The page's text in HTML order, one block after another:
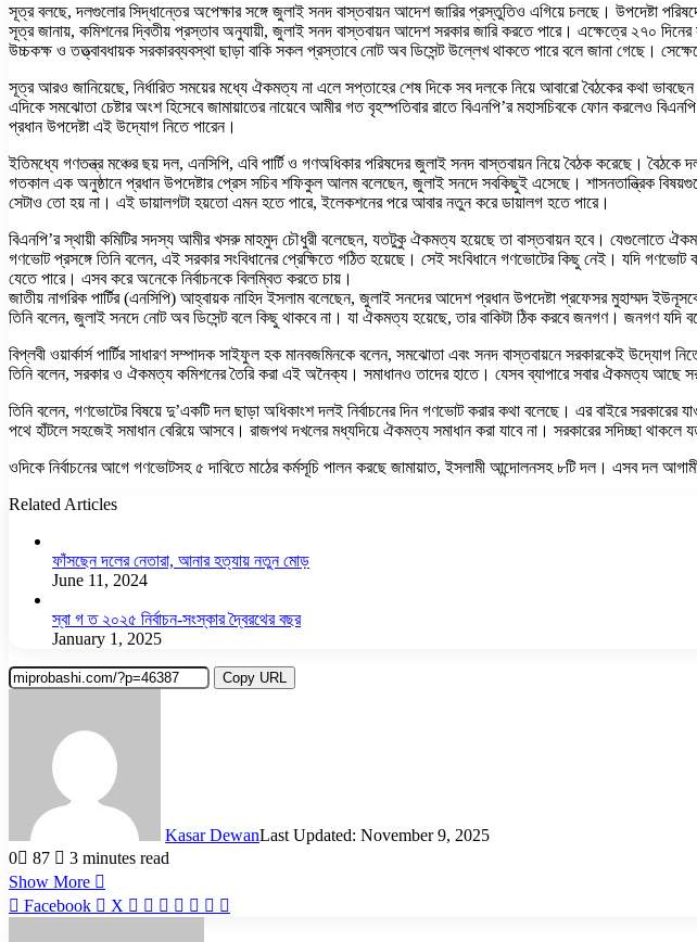
সূত্র বলছে, দলগুলোর সিদ্ধান্তের অপেক্ষার সঙ্গে জুলাই সনদ বাস্তবায়ন আদেশ জারির প্রস্তুতিও এগিয়ে চলছে। উপদেষ্টা
সূত্র জানায়, কমিশনের দ্বিতীয় প্রস্তাব অনুযায়ী, জুলাই সনদ বাস্তবায়ন আদেশ সরকার জারি করতে পারে। এক্ষেত্রে ২৭০ দিনের
উচ্চকক্ষ ও তত্ত্বাবধায়ক সরকারব্যবস্থা ছাড়া বাকি সকল প্রস্তাবে নোট অব ডিসেন্ট উল্লেখ থাকতে পারে বলে জানা গেছে।
সূত্র আরও জানিয়েছে, নির্ধারিত সময়ের মধ্যে ঐকমত্য না এলে সপ্তাহের শেষ দিকে সব দলকে নিয়ে আবারো বৈঠকের কথা ভাবছেন
এদিকে সমঝোতা চেষ্টার অংশ হিসেবে জামায়াতের নায়েবে আমীর গত বৃহস্পতিবার রাতে বিএনপি’র মহাসচিবকে ফোন করলেও
প্রধান উপদেষ্টা এই উদ্যোগ নিতে পারেন।
ইতিমধ্যে গণতন্ত্র মঞ্চের ছয় দল, এনসিপি, এবি পার্টি ও গণঅধিকার পরিষদের জুলাই সনদ বাস্তবায়ন নিয়ে বৈঠক করেছে।
গতকাল এক অনুষ্ঠানে প্রধান উপদেষ্টার প্রেস সচিব শফিকুল আলম বলেছেন, জুলাই সনদে সবকিছুই এসেছে। শাসনতান্ত্রিক
সেটাও তো হয় না। এই ডায়ালগটা হয়তো এমন হতে পারে, ইলেকশনের পরে আবার নতুন করে ডায়ালগ হতে পারে।
বিএনপি’র স্থায়ী কমিটির সদস্য আমীর খসরু মাহমুদ চৌধুরী বলেছেন, যতটুকু ঐকমত্য হয়েছে তা বাস্তবায়ন হবে। যেগুলোতে
গণভোট প্রসঙ্গে তিনি বলেন, এই সরকার সংবিধানের প্রেক্ষিতে গঠিত হয়েছে। সেই সংবিধানে গণভোটের কিছু নেই। যদি
যেতে পারে। এসব করে অনেকে নির্বাচনকে বিলম্বিত করতে চায়।
জাতীয় নাগরিক পার্টির (এনসিপি) আহ্বায়ক নাহিদ ইসলাম বলেছেন, জুলাই সনদের আদেশ প্রধান উপদেষ্টা প্রফেসর মুহাম্মদ
তিনি বলেন, জুলাই সনদে নোট অব ডিসেন্ট বলে কিছু থাকবে না। যা ঐকমত্য হয়েছে, তার বাকিটা ঠিক করবে জনগণ। জনগণ যদি
বিপ্লবী ওয়ার্কার্স পার্টির সাধারণ সম্পাদক সাইফুল হক মানবজমিনকে বলেন, সমঝোতা এবং সনদ বাস্তবায়নে সরকারকেই
তিনি বলেন, সরকার ও ঐকমত্য কমিশনের তৈরি করা এই অনৈক্য। সমাধানও তাদের হাতে। যেসব ব্যাপারে সবার ঐকমত্য আছে
তিনি বলেন, গণভোটের বিষয়ে দু’একটি দল ছাড়া অধিকাংশ দলই নির্বাচনের দিন গণভোট করার কথা বলেছে। এর বাইরে
পথে হাঁটলে সহজেই সমাধান বেরিয়ে আসবে। রাজপথ দখলের মধ্যদিয়ে ঐকমত্য সমাধান করা যাবে না। সরকারের সদিচ্ছা
ওদিকে নির্বাচনের আগে গণভোটসহ ৫ দাবিতে মাঠের কর্মসূচি পালন করছে জামায়াত, ইসলামী আন্দোলনসহ ৮টি দল। এসব দল
Related Articles
ফাঁসছেন দলের নেতারা, আনার হত্যায় নতুন মোড়
June 11, 2024
স্বা গ ত ২০২৫ নির্বাচন-সংস্কার দ্বৈরথের বছর
January 1, 2025
Copy URL
Kasar DewanLast Updated: November 9, 2025
0
87
3 minutes read
Show More
Facebook
X LinkedIn
Pinterest
Reddit
WhatsApp
Telegram
Viber